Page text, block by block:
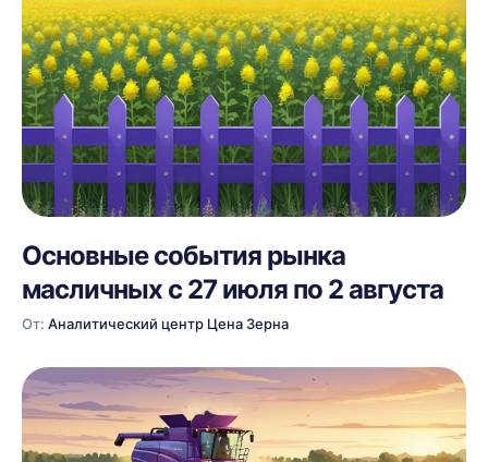
Основные события рынка
масличных с 27 июля по 2 августа
От: Аналитический центр Цена Зерна